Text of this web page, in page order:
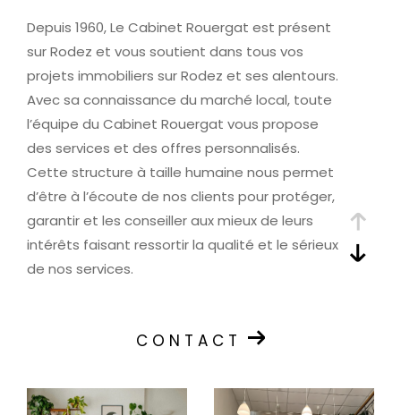
Depuis 1960, Le Cabinet Rouergat est présent
sur Rodez et vous soutient dans tous vos
projets immobiliers sur Rodez et ses alentours.
Avec sa connaissance du marché local, toute
l’équipe du Cabinet Rouergat vous propose
des services et des offres personnalisés.
Cette structure à taille humaine nous permet
d’être à l’écoute de nos clients pour protéger,
garantir et les conseiller aux mieux de leurs
intérêts faisant ressortir la qualité et le sérieux
de nos services.
Vente de Biens Immobiliers
Rouergat vous accompagne dans toutes les
CONTACT